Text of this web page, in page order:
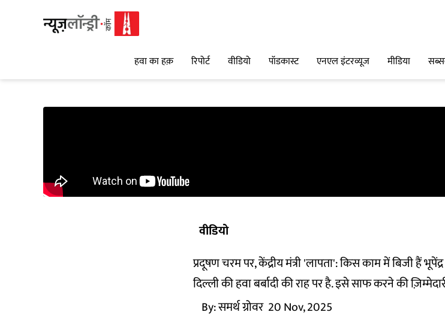
हवा का हक़ रिपोर्ट वीडियो पॉडकास्ट एनएल इंटरव्यूज मीडिया
वीडियो
प्रदूषण चरम पर, केंद्रीय मंत्री 'लापता': किस काम में बिजी हैं
दिल्ली की हवा बर्बादी की राह पर है. इसे साफ करने की
By:समर्थ ग्रोवर 20 Nov, 2025